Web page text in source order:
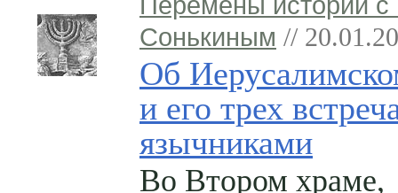
Сонькиным //
Об
и его трех
язычниками
Во Втором храме,